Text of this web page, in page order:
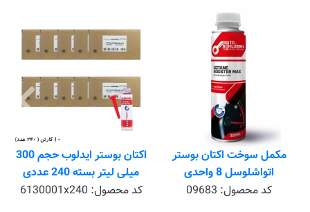
مکمل سوخت اکتان بوستر
اتواشلوسل 8 واحدی
Autoschlussel Octane
کد محصول: 09683
اکتان بوستر ایدلوب حجم 300
میلی لیتر بسته 240 عددی
کد محصول: 6130001x240